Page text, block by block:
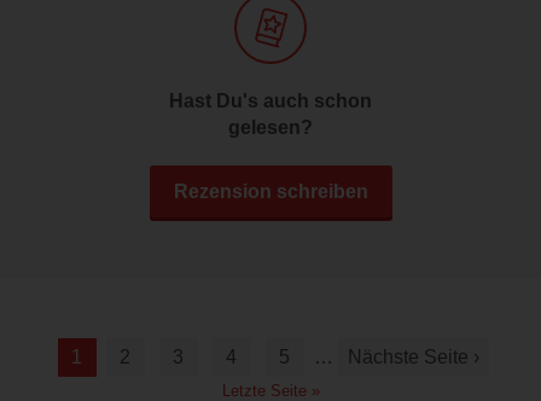
Hast Du's auch schon
gelesen?
Rezension schreiben
1 2 3 4 5 … Nächste Seite ›
Letzte Seite »